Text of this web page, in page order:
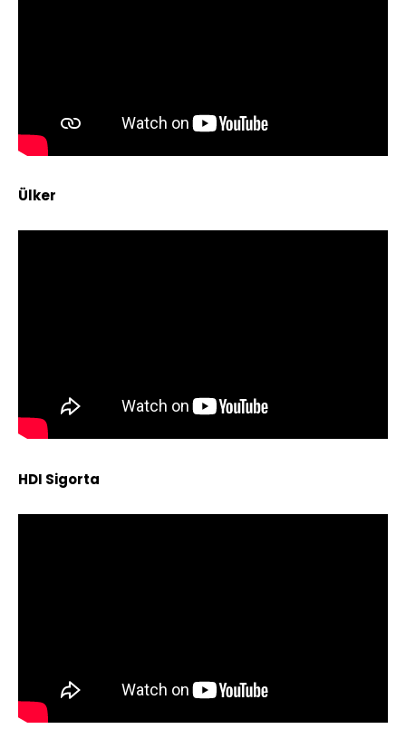
Ülker
HDI Sigorta